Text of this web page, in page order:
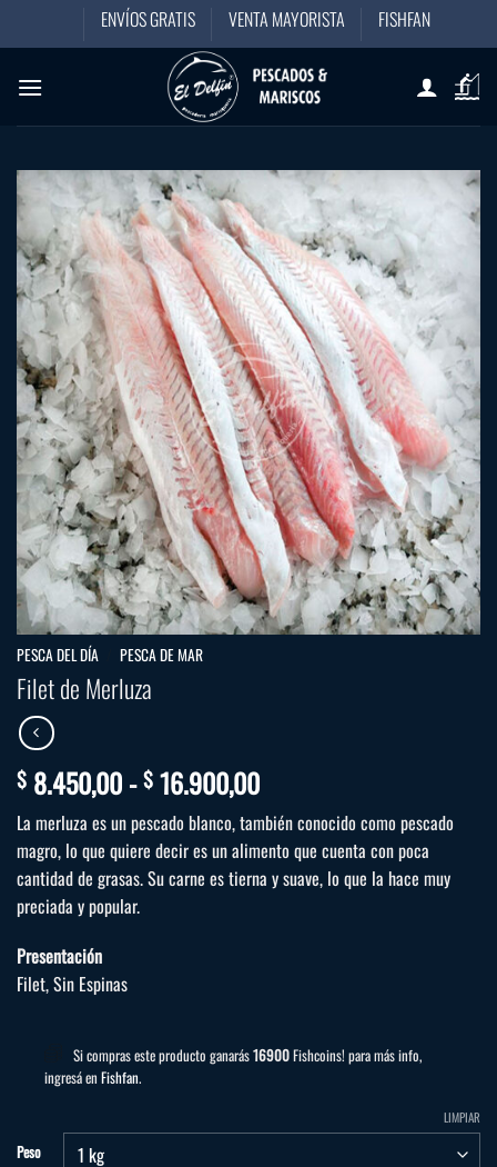
ENVÍOS GRATIS VENTA MAYORISTA FISHFAN
PESCA DEL DÍA PESCA DE MAR
Filet de Merluza
$ 8.450,00- $ 16.900,00Rango
de
precios:
desde
$ 8.450,00
La merluza es un pescado blanco, también conocido como pescado
magro, lo que quiere decir es un alimento que cuenta con poca
cantidad de grasas. Su carne es tierna y suave, lo que la hace muy
preciada y popular.
Presentación
Filet, Sin Espinas
Si compras este producto ganarás16900Fishcoins! para más info,
ingresá en Fishfan.
Peso
LIMPIAR